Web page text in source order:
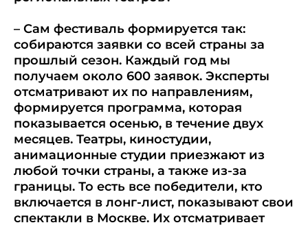
– Сам фестиваль формируется так:
собираются заявки со всей страны за
прошлый сезон. Каждый год мы
получаем около 600 заявок. Эксперты
отсматривают их по направлениям,
формируется программа, которая
показывается осенью, в течение двух
месяцев. Театры, киностудии,
анимационные студии приезжают из
любой точки страны, а также из-за
границы. То есть все победители, кто
включается в лонг-лист, показывают свои
спектакли в Москве. Их отсматривает